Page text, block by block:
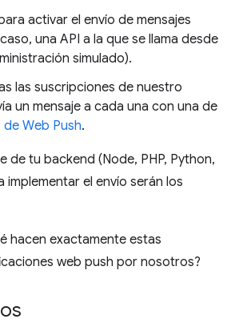
activar el envío de mensajes
una API a la que se llama desde
simulado).
las suscripciones de nuestro
un mensaje a cada una con una de
Web Push.
de tu backend (Node, PHP, Python,
implementar el envío serán los
hacen exactamente estas
web push por nosotros?